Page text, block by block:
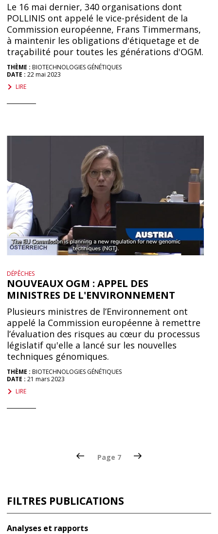
Le 16 mai dernier, 340 organisations dont
POLLINIS ont appelé le vice-président de la
Commission européenne, Frans Timmermans,
à maintenir les obligations d'étiquetage et de
traçabilité pour toutes les générations d'OGM.
THÈME : BIOTECHNOLOGIES GÉNÉTIQUES
DATE : 22 mai 2023
LIRE
DÉPÊCHES
NOUVEAUX OGM : APPEL DES
MINISTRES DE L'ENVIRONNEMENT
Plusieurs ministres de l’Environnement ont
appelé la Commission européenne à remettre
l’évaluation des risques au cœur du processus
législatif qu'elle a lancé sur les nouvelles
techniques génomiques.
THÈME : BIOTECHNOLOGIES GÉNÉTIQUES
DATE : 21 mars 2023
LIRE
Page
Page 7 Page
FILTRES PUBLICATIONS
Analyses et rapports